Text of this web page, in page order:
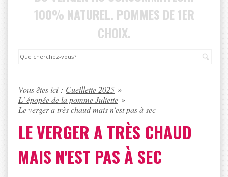
100% NATUREL. POMMES DE 1ER
CHOIX.
Vous êtes ici : Cueillette 2025 »
L' épopée de la pomme Juliette »
Le verger a très chaud mais n'est pas à sec
LE VERGER A TRÈS CHAUD
MAIS N'EST PAS À SEC